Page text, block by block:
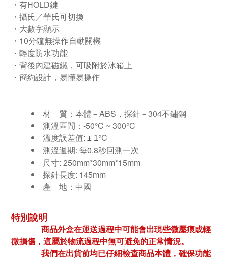
・有HOLD鍵
・攝氏／華氏可切換
・大數字顯示
・10分鐘無操作自動關機
・輕度防水功能
・背後內建磁鐵，可吸附於冰箱上
・簡約設計，易懂易操作
材 質：本體－ABS，探針－304不鏽鋼
測溫區間： -50°C ~ 300°C
溫度誤差值: ± 1°C
測溫週期: 每0.8秒回測一次
尺寸: 250mm*30mm*15mm
探針長度: 145mm
產 地：中國
特別說明
商品外盒在運送過程中可能會出現些微壓痕或輕
微損傷，這屬於物流過程中無可避免的正常情況。
我們在出貨前均已仔細檢查商品本體，確保功能